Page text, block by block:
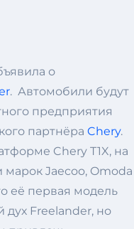
о
. Автомобили будут
предприятия
партнёра Chery.
Chery T1X, на
Jaecoo, Omoda
её первая модель
дух Freelander, но